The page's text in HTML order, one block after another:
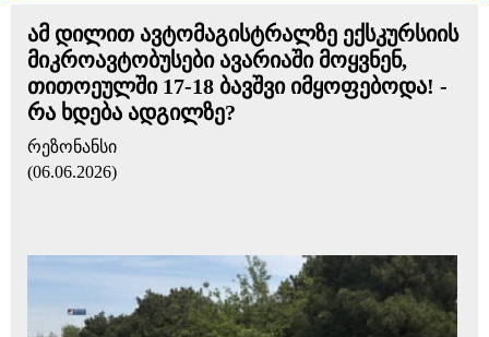
ამ დილით ავტომაგისტრალზე ექსკურსიის
მიკროავტობუსები ავარიაში მოყვნენ,
თითოეულში 17-18 ბავშვი იმყოფებოდა! -
რა ხდება ადგილზე?
რეზონანსი
(06.06.2026)